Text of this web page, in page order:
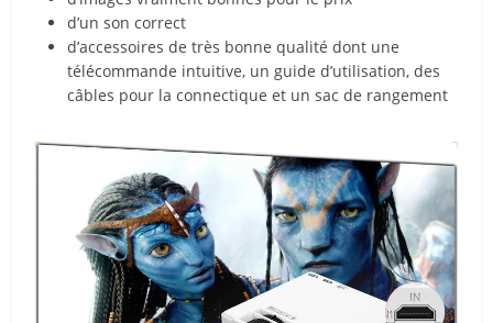
d’un son correct
d’accessoires de très bonne qualité dont une
télécommande intuitive, un guide d’utilisation, des
câbles pour la connectique et un sac de rangement